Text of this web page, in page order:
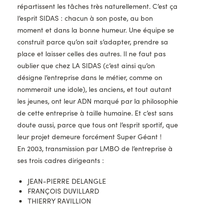
répartissent les tâches très naturellement. C’est ça
l’esprit SIDAS : chacun à son poste, au bon
moment et dans la bonne humeur. Une équipe se
construit parce qu’on sait s’adapter, prendre sa
place et laisser celles des autres. Il ne faut pas
oublier que chez LA SIDAS (c’est ainsi qu’on
désigne l’entreprise dans le métier, comme on
nommerait une idole), les anciens, et tout autant
les jeunes, ont leur ADN marqué par la philosophie
de cette entreprise à taille humaine. Et c’est sans
doute aussi, parce que tous ont l’esprit sportif, que
leur projet demeure forcément Super Géant !
En 2003, transmission par LMBO de l’entreprise à
ses trois cadres dirigeants :
JEAN-PIERRE DELANGLE
FRANÇOIS DUVILLARD
THIERRY RAVILLION